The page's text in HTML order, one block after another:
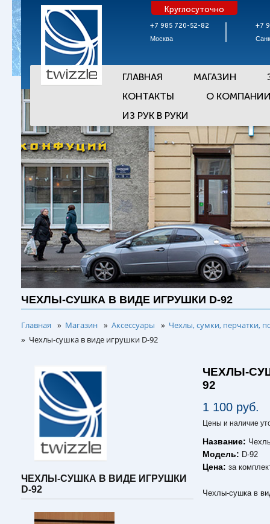
+7 985 720-52-82
Москва
Круглосуточно
+7
ГЛАВНАЯ МАГАЗИН
КОНТАКТЫ
О
ИЗ РУК В РУКИ
ЧЕХЛЫ-СУШКА В ВИДЕ ИГРУШКИ D-92
Главная » Магазин » Аксессуары » Чехлы, сумки, перчатки,
» Чехлы-сушка в виде игрушки D-92
ЧЕХЛЫ-СУШКА В ВИДЕ ИГРУШКИ
D-92
ЧЕХЛЫ-
92
1 100 руб.
Цены и наличие
Название:
Модель: D-92
Цена:за
Чехлы-сушка в